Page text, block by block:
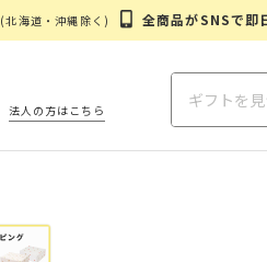
(北海道・沖縄除く) 全商品がSNSで即
法人の方はこちら